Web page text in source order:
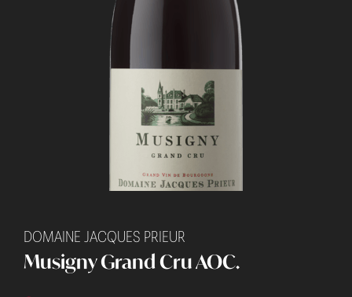
DOMAINE JACQUES PRIEUR
Musigny Grand Cru AOC.